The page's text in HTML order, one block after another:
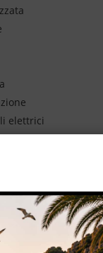
elettrici